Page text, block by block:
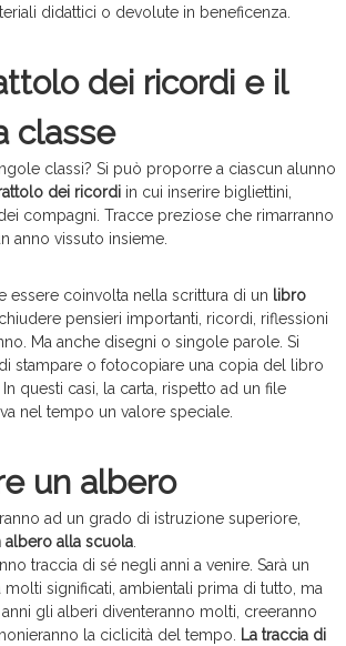
didattici o devolute in beneficenza.
dei ricordi e il
classe
classi? Si può proporre a ciascun alunno
dei ricordiin cui inserire bigliettini,
compagni. Tracce preziose che rimarranno
anno vissuto insieme.
essere coinvolta nella scrittura di un libro
pensieri importanti, ricordi, riflessioni
Ma anche disegni o singole parole. Si
stampare o fotocopiare una copia del libro
questi casi, la carta, rispetto ad un file
nel tempo un valore speciale.
un albero
ad un grado di istruzione superiore,
albero alla scuola.
traccia di sé negli anni a venire. Sarà un
significati, ambientali prima di tutto, ma
gli alberi diventeranno molti, creeranno
la ciclicità del tempo. La traccia di